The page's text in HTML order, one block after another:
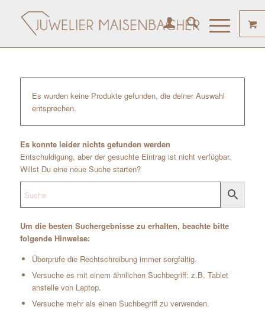
Es wurden keine Produkte gefunden, die deiner Auswahl
entsprechen.
Es konnte leider nichts gefunden werden
Entschuldigung, aber der gesuchte Eintrag ist nicht verfügbar.
Willst Du eine neue Suche starten?
Um die besten Suchergebnisse zu erhalten, beachte bitte
folgende Hinweise:
Überprüfe die Rechtschreibung immer sorgfältig.
Versuche es mit einem ähnlichen Suchbegriff: z.B. Tablet
anstelle von Laptop.
Versuche mehr als einen Suchbegriff zu verwenden.